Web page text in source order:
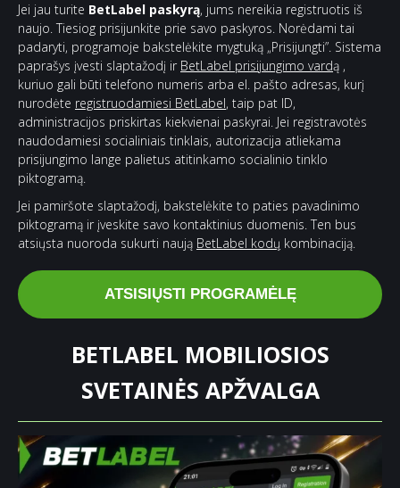
Jei jau turite BetLabel paskyrą, jums nereikia registruotis iš
naujo. Tiesiog prisijunkite prie savo paskyros. Norėdami tai
padaryti, programoje bakstelėkite mygtuką „Prisijungti”. Sistema
paprašys įvesti slaptažodį ir BetLabel prisijungimo vardą ,
kuriuo gali būti telefono numeris arba el. pašto adresas, kurį
nurodėte registruodamiesi BetLabel, taip pat ID,
administracijos priskirtas kiekvienai paskyrai. Jei registravotės
naudodamiesi socialiniais tinklais, autorizacija atliekama
prisijungimo lange palietus atitinkamo socialinio tinklo
piktogramą.
Jei pamiršote slaptažodį, bakstelėkite to paties pavadinimo
piktogramą ir įveskite savo kontaktinius duomenis. Ten bus
atsiųsta nuoroda sukurti naują BetLabel kodų kombinaciją.
ATSISIŲSTI PROGRAMĖLĘ
BETLABEL MOBILIOSIOS
SVETAINĖS APŽVALGA